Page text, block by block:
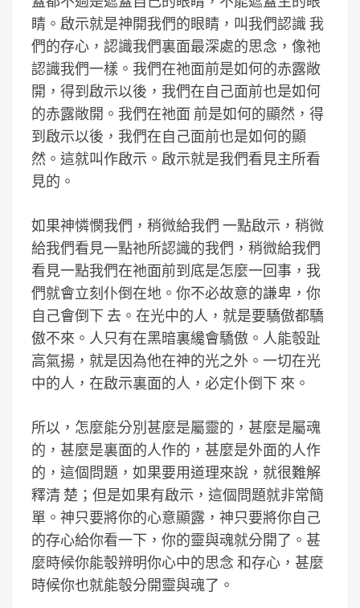
睛。啟示就是神開我們的眼睛，叫我們認識 我
們的存心，認識我們裏面最深處的思念，像祂
認識我們一樣。我們在祂面前是如何的赤露敞
開，得到啟示以後，我們在自己面前也是如何
的赤露敞開。我們在祂面 前是如何的顯然，得
到啟示以後，我們在自己面前也是如何的顯
然。這就叫作啟示。啟示就是我們看見主所看
見的。
如果神憐憫我們，稍微給我們 一點啟示，稍微
給我們看見一點祂所認識的我們，稍微給我們
看見一點我們在祂面前到底是怎麼一回事，我
們就會立刻仆倒在地。你不必故意的謙卑，你
自己會倒下 去。在光中的人，就是要驕傲都驕
傲不來。人只有在黑暗裏纔會驕傲。人能彀趾
高氣揚，就是因為他在神的光之外。一切在光
中的人，在啟示裏面的人，必定仆倒下 來。
所以，怎麼能分別甚麼是屬靈的，甚麼是屬魂
的，甚麼是裏面的人作的，甚麼是外面的人作
的，這個問題，如果要用道理來說，就很難解
釋清 楚；但是如果有啟示，這個問題就非常簡
單。神只要將你的心意顯露，神只要將你自己
的存心給你看一下，你的靈與魂就分開了。甚
麼時候你能彀辨明你心中的思念 和存心，甚麼
時候你也就能彀分開靈與魂了。